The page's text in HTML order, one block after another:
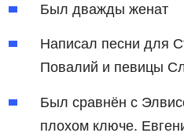
Был дважды женат
Написал песни для
Повалий и певицы
Был сравнён с
плохом ключе.